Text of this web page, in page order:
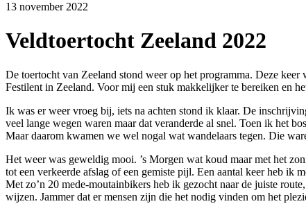
13 november 2022
Veldtoertocht Zeeland 2022
De toertocht van Zeeland stond weer op het programma. Deze
Festilent in Zeeland. Voor mij een stuk makkelijker te bereiken en
Ik was er weer vroeg bij, iets na achten stond ik klaar. De
veel lange wegen waren maar dat veranderde al snel. Toen ik het
Maar daarom kwamen we wel nogal wat wandelaars tegen. Die
Het weer was geweldig mooi. ’s Morgen wat koud maar met het
tot een verkeerde afslag of een gemiste pijl. Een aantal keer heb ik
Met zo’n 20 mede-moutainbikers heb ik gezocht naar de juiste
wijzen. Jammer dat er mensen zijn die het nodig vinden om het